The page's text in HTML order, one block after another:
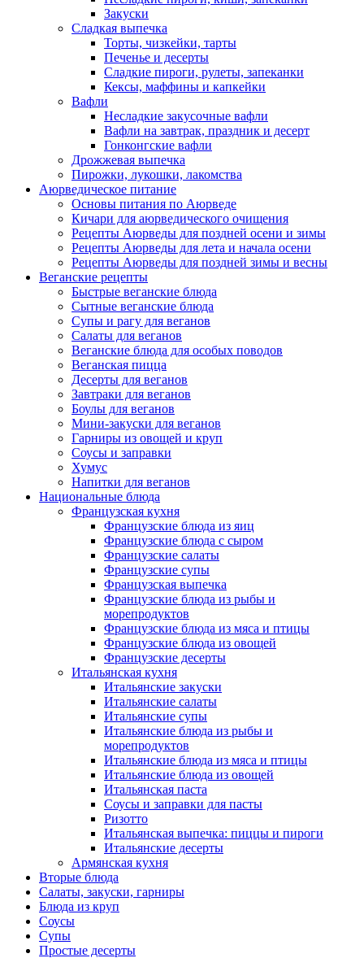
Закуски
Сладкая выпечка
Торты, чизкейки, тарты
Печенье и десерты
Сладкие пироги, рулеты, запеканки
Кексы, маффины и капкейки
Вафли
Несладкие закусочные вафли
Вафли на завтрак, праздник и десерт
Гонконгские вафли
Дрожжевая выпечка
Пирожки, лукошки, лакомства
Аюрведическое питание
Основы питания по Аюрведе
Кичари для аюрведического очищения
Рецепты Аюрведы для поздней осени и зимы
Рецепты Аюрведы для лета и начала осени
Рецепты Аюрведы для поздней зимы и весны
Веганские рецепты
Быстрые веганские блюда
Сытные веганские блюда
Супы и рагу для веганов
Салаты для веганов
Веганские блюда для особых поводов
Веганская пицца
Десерты для веганов
Завтраки для веганов
Боулы для веганов
Мини-закуски для веганов
Гарниры из овощей и круп
Соусы и заправки
Хумус
Напитки для веганов
Национальные блюда
Французская кухня
Французские блюда из яиц
Французские блюда с сыром
Французские салаты
Французские супы
Французская выпечка
Французские блюда из рыбы и
морепродуктов
Французские блюда из мяса и птицы
Французские блюда из овощей
Французские десерты
Итальянская кухня
Итальянские закуски
Итальянские салаты
Итальянские супы
Итальянские блюда из рыбы и
морепродуктов
Итальянские блюда из мяса и птицы
Итальянские блюда из овощей
Итальянская паста
Соусы и заправки для пасты
Ризотто
Итальянская выпечка: пиццы и пироги
Итальянские десерты
Армянская кухня
Вторые блюда
Салаты, закуски, гарниры
Блюда из круп
Соусы
Супы
Простые десерты